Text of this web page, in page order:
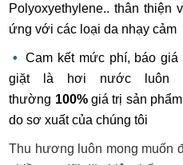
Polyoxyethylene.. thân thiện
ứng với các loại da nhạy cảm
Cam kết mức phí, báo
giặt là hơi nước luôn
thường 100%giá trị sản
do sơ xuất của chúng tôi
Thu hương luôn mong muốn